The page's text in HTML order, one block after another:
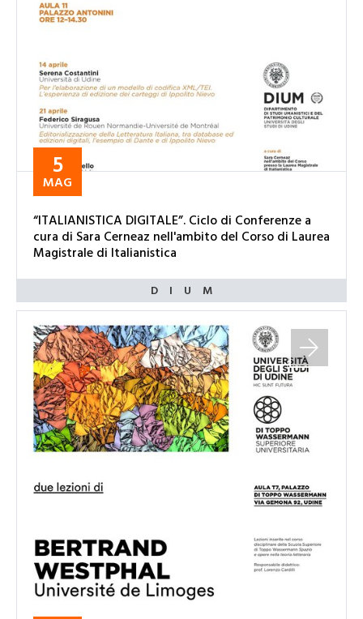
5
MAG
“ITALIANISTICA DIGITALE”. Ciclo di Conferenze a
cura di Sara Cerneaz nell'ambito del Corso di Laurea
Magistrale di Italianistica